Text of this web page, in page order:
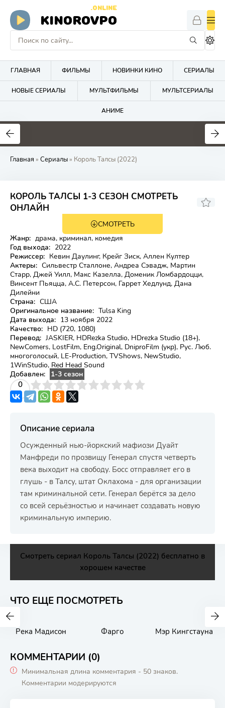
KINOROVPO
.ONLINE
ГЛАВНАЯ ФИЛЬМЫ НОВИНКИ КИНО СЕРИАЛЫ
НОВЫЕ СЕРИАЛЫ МУЛЬТФИЛЬМЫ МУЛЬТСЕРИАЛЫ
АНИМЕ
Главная » Сериалы» Король Талсы (2022)
КОРОЛЬ ТАЛСЫ 1-3 СЕЗОН СМОТРЕТЬ
ОНЛАЙН
СМОТРЕТЬ
Жанр: драма, криминал, комедия
Год выхода: 2022
Режиссер: Кевин Даулинг, Крейг Зиск, Аллен Култер
Актеры: Сильвестр Сталлоне, Андреа Сэвадж, Мартин
Старр, Джей Уилл, Макс Казелла, Доменик Ломбардоцци,
Винсент Пьяцца, А.С. Петерсон, Гаррет Хедлунд, Дана
Дилейни
Страна: США
Оригинальное название: Tulsa King
Дата выхода: 13 ноября 2022
Качество: HD (720, 1080)
Перевод: JASKIER, HDRezka Studio, HDrezka Studio (18+),
NewComers, LostFilm, Eng.Original, DniproFilm (укр), Рус. Люб.
многоголосый, LE-Production, TVShows, NewStudio,
1WinStudio, Red Head Sound
Добавлен:
1-3 сезон
0
4 5 6 7 8 9 10
Описание сериала
Осужденный нью-йоркский мафиози Дуайт
Манфреди по прозвищу Генерал спустя четверть
века выходит на свободу. Босс отправляет его в
глушь - в Талсу, штат Оклахома - для организации
там криминальной сети. Генерал берётся за дело
со всей серьёзностью и начинает создавать новую
криминальную империю.
Смотреть сериал Король Талсы (2022) бесплатно в
хорошем качестве
ЧТО ЕЩЕ ПОСМОТРЕТЬ
Река Мадисон Фарго Мэр Кингстауна
КОММЕНТАРИИ (0)
Минимальная длина комментария - 50 знаков.
Комментарии модерируются